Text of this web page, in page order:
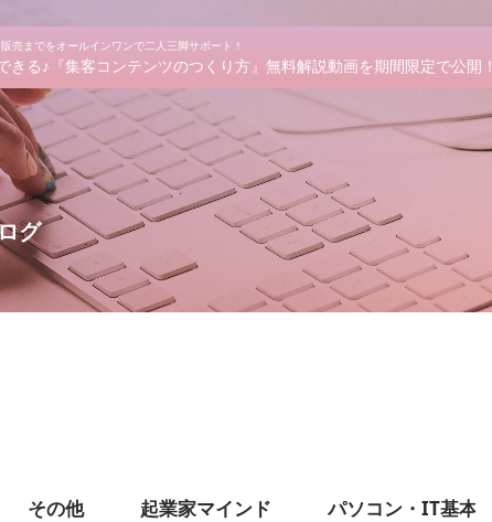
売までをオールインワンで二人三脚サポート！
きる♪『集客コンテンツのつくり方』無料解説動画を期間限定で公開！
グ
その他 起業家マインド パソコン・IT基本